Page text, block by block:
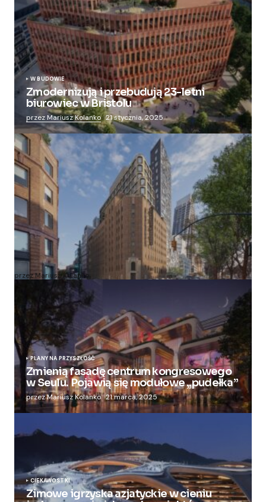
W BUDOWIE
Zmodernizują i przebudują 23-letni
biurowiec w Bristolu
przez Mariusz Kolanko 21 stycznia, 2025
Zmieniają więzienie dla kobiet w nowoczesny
apartamentowiec
przez Mariusz Kolanko 20 lipca, 2024
PLANY NA PRZYSZŁOŚĆ
Zmienią fasadę centrum kongresowego
w Seulu. Pojawią się modułowe „pudełka”
przez Mariusz Kolanko 21 marca, 2025
CIEKAWOSTKI
Zimowe igrzyska azjatyckie w cieniu